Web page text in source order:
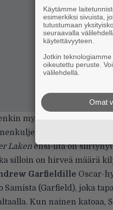
myös kehuttiin sen
Lakenensi-ilta on siirtynyt
silloin on hirveä määrä
Garfieldille Oscar-
Samista (Garfield), joka
Kun nainen katoaa,
Käytämme
esimerkiksi sivuista,
tutustumaan
seuraavalla
käytettävyyteen.
Jotkin
oikeutettu peruste.
välilehdellä.
Omat